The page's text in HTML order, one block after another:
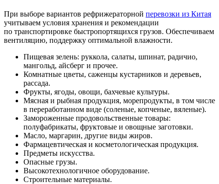
При выборе вариантов рефрижераторной перевозки из Китая
учитываем условия хранения и рекомендации
по транспортировке быстропортящихся грузов. Обеспечиваем
вентиляцию, поддержку оптимальной влажности.
Пищевая зелень: руккола, салаты, шпинат, радичио,
мангольд, айсберг и прочее.
Комнатные цветы, саженцы кустарников и деревьев,
рассада.
Фрукты, ягоды, овощи, бахчевые культуры.
Мясная и рыбная продукция, морепродукты, в том числе
в переработанном виде (соленые, копченые, вяленые).
Замороженные продовольственные товары:
полуфабрикаты, фруктовые и овощные заготовки.
Масло, маргарин, другие виды жиров.
Фармацевтическая и косметологическая продукция.
Предметы искусства.
Опасные грузы.
Высокотехнологичное оборудование.
Строительные материалы.